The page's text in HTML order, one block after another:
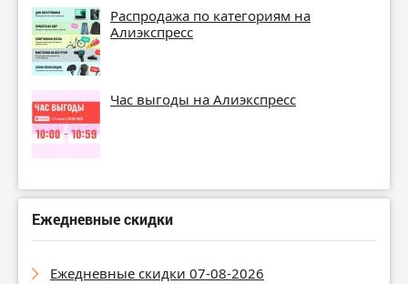
Распродажа по категориям на
Алиэкспресс
Час выгоды на Алиэкспресс
Ежедневные скидки
Ежедневные скидки 07-08-2026